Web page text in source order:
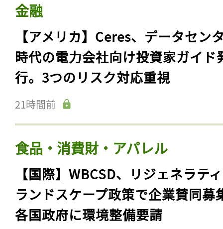
金融
【アメリカ】Ceres、データセン
時代の電力会社向け投資家ガイド
行。3つのリスク対応重視
21時間前
食品・消費財・アパレル
【国際】WBCSD、リジェネラテ
ランドスケープ政策で企業賛同募
各国政府に環境整備要請